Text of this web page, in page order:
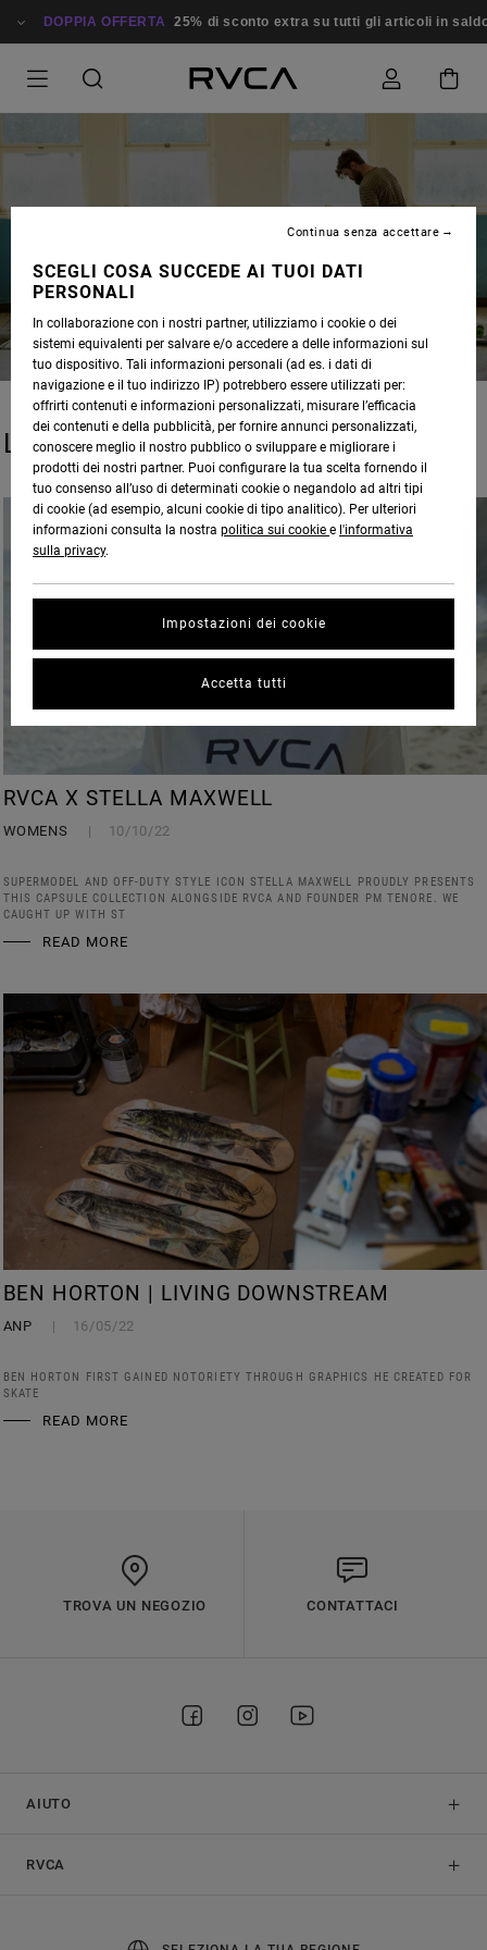
DOPPIA OFFERTA 25% di sconto extra su tutti gli articoli in saldo
LATEST STORIES
RVCA X STELLA MAXWELL
WOMENS 10/10/22
SUPERMODEL AND OFF-DUTY STYLE ICON STELLA MAXWELL PROUDLY PRESENTS
THIS CAPSULE COLLECTION ALONGSIDE RVCA AND FOUNDER PM TENORE. WE
CAUGHT UP WITH ST
READ MORE
BEN HORTON | LIVING DOWNSTREAM
ANP 16/05/22
BEN HORTON FIRST GAINED NOTORIETY THROUGH GRAPHICS HE CREATED FOR
SKATE
READ MORE
TROVA UN NEGOZIO CONTATTACI
AIUTO
RVCA
SCEGLI COSA SUCCEDE AI TUOI DATI
PERSONALI
In collaborazione con i nostri partner, utilizziamo i cookie o dei
sistemi equivalenti per salvare e/o accedere a delle informazioni sul
tuo dispositivo. Tali informazioni personali (ad es. i dati di
navigazione e il tuo indirizzo IP) potrebbero essere utilizzati per:
offrirti contenuti e informazioni personalizzati, misurare l’efficacia
dei contenuti e della pubblicità, per fornire annunci personalizzati,
conoscere meglio il nostro pubblico o sviluppare e migliorare i
prodotti dei nostri partner. Puoi configurare la tua scelta fornendo il
tuo consenso all’uso di determinati cookie o negandolo ad altri tipi
di cookie (ad esempio, alcuni cookie di tipo analitico). Per ulteriori
informazioni consulta la nostra politica sui cookie e l'informativa
sulla privacy.
Impostazioni dei cookie
Continua senza accettare
Accetta tutti